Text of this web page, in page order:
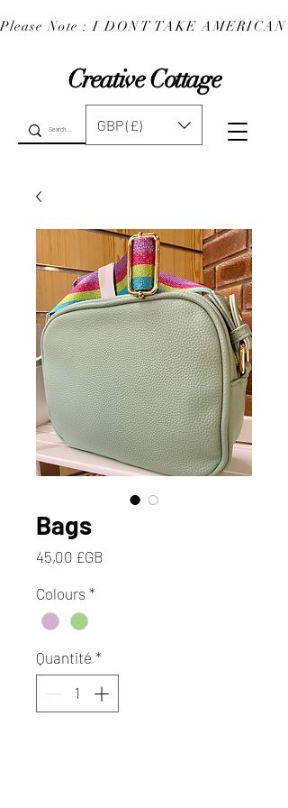
Creative Cottage
Please Note : I DONT TAKE
GBP (£)
Bags
45,00 £GB
Colours *
Quantité *